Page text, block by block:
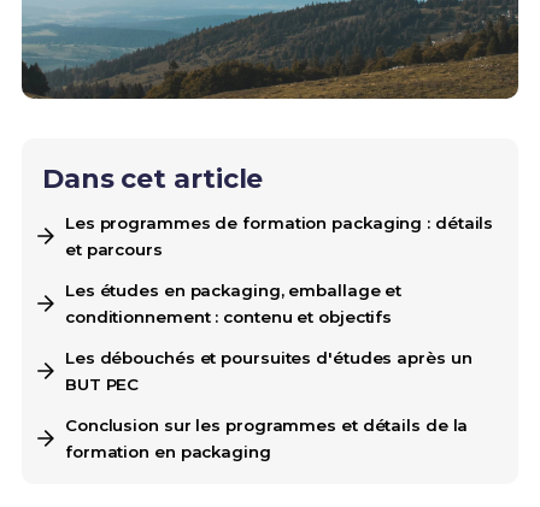
Dans cet article
Les programmes de formation packaging : détails
et parcours
Les études en packaging, emballage et
conditionnement : contenu et objectifs
Les débouchés et poursuites d'études après un
BUT PEC
Conclusion sur les programmes et détails de la
formation en packaging